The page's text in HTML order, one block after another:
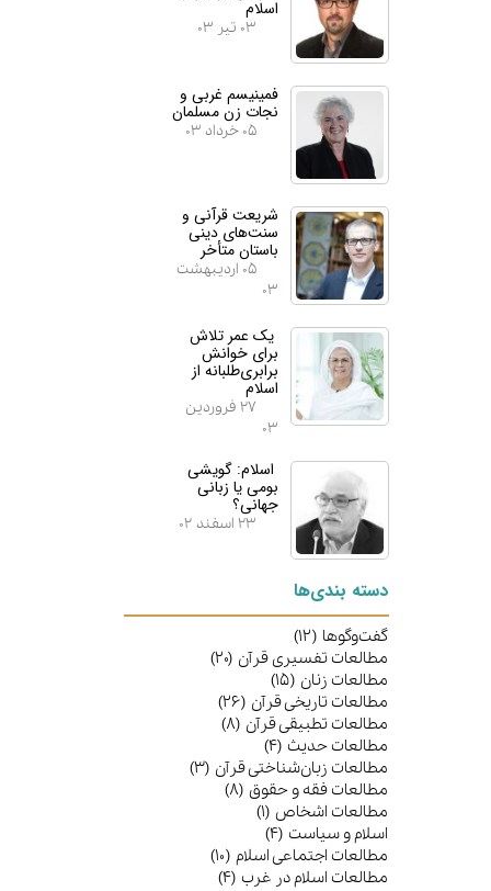
اسلام
۰۳ تیر ۰۳
فمینیسم غربی و
نجات زن مسلمان
۰۵ خرداد ۰۳
شریعت قرآنی و
سنت‌های دینی
باستان متأخر
۰۵ اردیبهشت
۰۳
یک عمر تلاش
برای خوانش
برابری‌طلبانه از
اسلام
۲۷ فروردین
۰۳
اسلام: گویشی
بومی یا زبانی
جهانی؟
۲۳ اسفند ۰۲
دسته بندی‌​​​​​​​ها
گفت‌وگوها (۱۲)
مطالعات تفسیری قرآن (۲۰)
مطالعات زنان (۱۵)
مطالعات تاریخی قرآن (۲۶)
مطالعات تطبیقی قرآن (۸)
مطالعات حدیث (۴)
مطالعات زبان‌شناختی قرآن (۳)
مطالعات فقه و حقوق (۸)
مطالعات اشخاص (۱)
اسلام و سیاست (۴)
مطالعات اجتماعی اسلام (۱۰)
مطالعات اسلام در غرب (۴)